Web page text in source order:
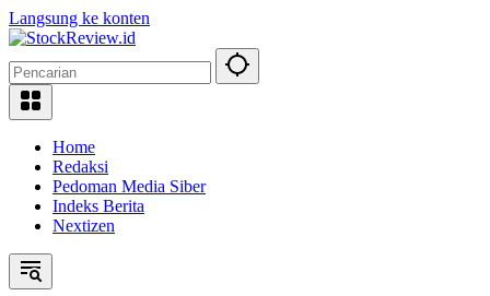
Langsung ke konten
Home
Redaksi
Pedoman Media Siber
Indeks Berita
Nextizen